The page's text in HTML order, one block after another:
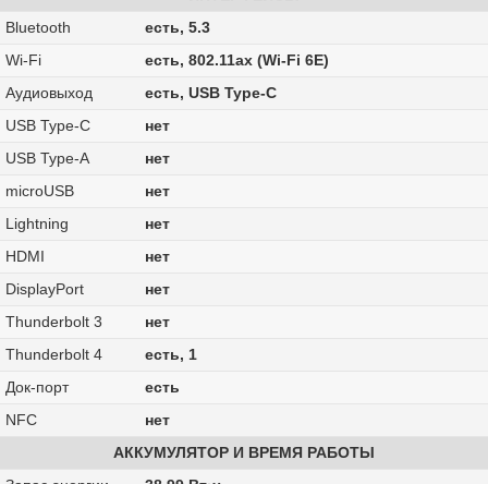
Bluetooth
есть, 5.3
Wi-Fi
есть, 802.11ax (Wi-Fi 6E)
Аудиовыход
есть, USB Type-C
USB Type-C
нет
USB Type-A
нет
microUSB
нет
Lightning
нет
HDMI
нет
DisplayPort
нет
Thunderbolt 3
нет
Thunderbolt 4
есть, 1
Док-порт
есть
NFC
нет
АККУМУЛЯТОР И ВРЕМЯ РАБОТЫ